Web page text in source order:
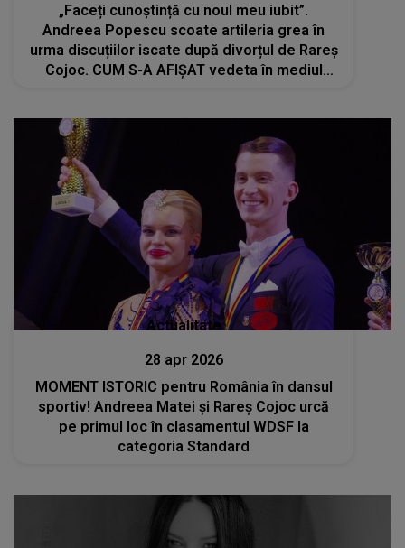
„Faceți cunoștință cu noul meu iubit”.
Andreea Popescu scoate artileria grea în
urma discuțiilor iscate după divorțul de Rareș
Cojoc. CUM S-A AFIȘAT vedeta în mediul
Actualitate
28 apr 2026
MOMENT ISTORIC pentru România în dansul
sportiv! Andreea Matei și Rareș Cojoc urcă
pe primul loc în clasamentul WDSF la
categoria Standard